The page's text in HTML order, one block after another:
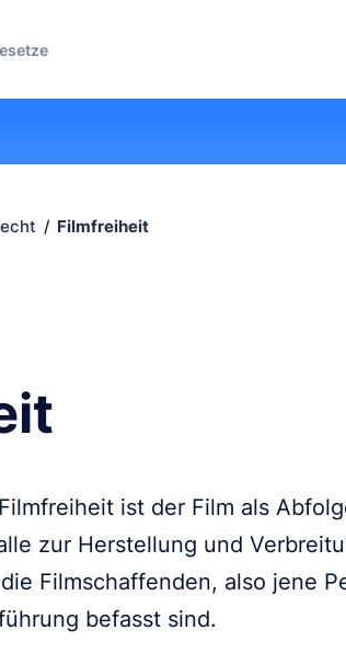
Filmfreiheit
ist der Film als
zur Herstellung und
Filmschaffenden, also jene
befasst sind.